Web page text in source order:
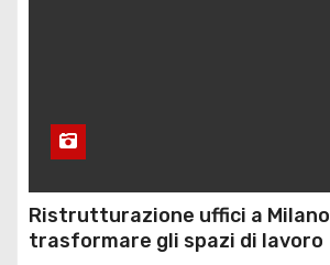
Ristrutturazione uffici a
trasformare gli spazi di lavoro